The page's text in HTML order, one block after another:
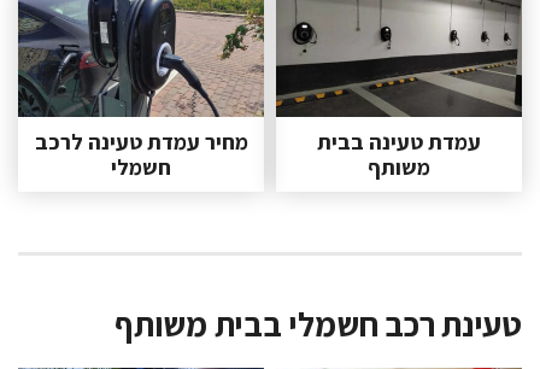
עמדת טעינה בבית
משותף
מחיר עמדת טעינה לרכב
חשמלי
טעינת רכב חשמלי בבית משותף